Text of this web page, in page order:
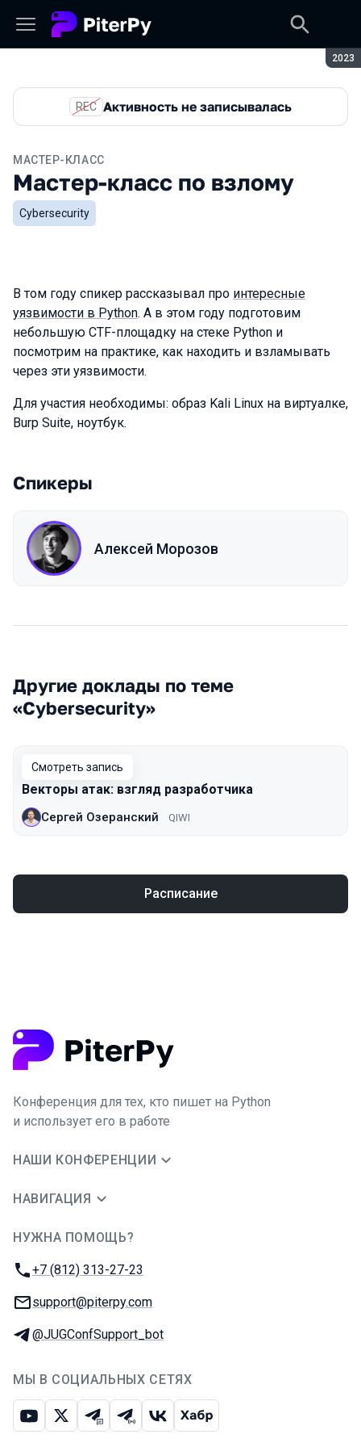
2023
REC Активность не записывалась
МАСТЕР-КЛАСС
Мастер-класс по взлому
Cybersecurity
В том году спикер рассказывал про интересные
уязвимости в Python. А в этом году подготовим
небольшую CTF-площадку на стеке Python и
посмотрим на практике, как находить и взламывать
через эти уязвимости.
Для участия необходимы: образ Kali Linux на виртуалке,
Burp Suite, ноутбук.
Спикеры
Алексей Морозов
Другие доклады по теме
«Cybersecurity»
Смотреть запись
Векторы атак: взгляд разработчика
Сергей Озеранский QIWI
Расписание
Конференция для тех, кто пишет на Python
и использует его в работе
НАШИ КОНФЕРЕНЦИИ
НАВИГАЦИЯ
НУЖНА ПОМОЩЬ?
Телефон:
+7 (812) 313-27-23
E-mail:
support@piterpy.com
Телеграм:
@JUGConfSupport_bot
МЫ В СОЦИАЛЬНЫХ СЕТЯХ
ЮтубИкс Телеграм-чат
Телеграм-канал
ВКонтакте
Хабр